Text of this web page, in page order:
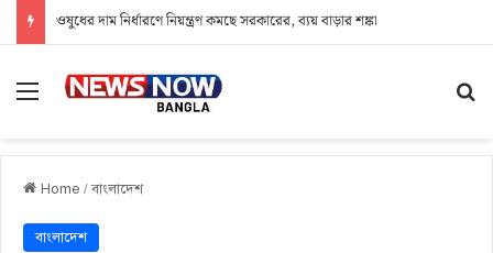
ওষুধের দাম নির্ধারণে নিয়ন্ত্রণ কমছে সরকারের, ব্যয় বাড়ার শঙ্কা
Menu
Home /বাংলাদেশ
বাংলাদেশ